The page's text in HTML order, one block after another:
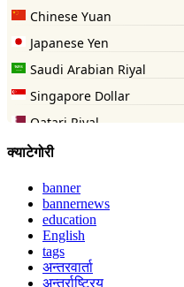
क्याटेगोरी
banner
bannernews
education
English
tags
अन्तरवार्ता
अन्तर्राष्ट्रिय